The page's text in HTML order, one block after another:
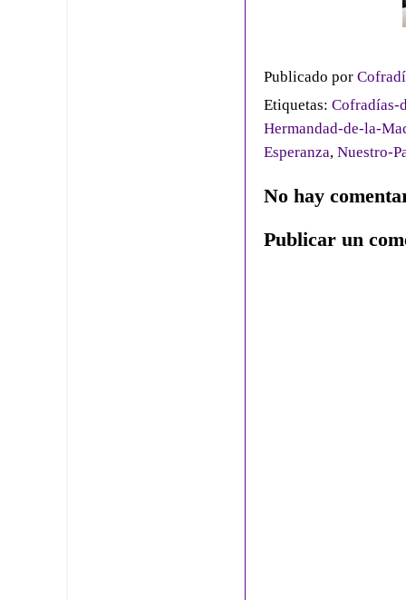
Publicado por
Etiquetas: Cofradías-
Hermandad-de-la-
Esperanza, Nuestro-
No hay
Publicar un